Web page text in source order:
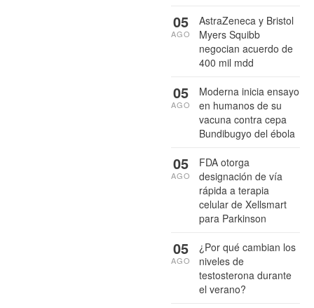
AstraZeneca y Bristol
Myers Squibb
negocian acuerdo de
400 mil mdd
05
AGO
Moderna inicia ensayo
en humanos de su
vacuna contra cepa
Bundibugyo del ébola
05
AGO
FDA otorga
designación de vía
rápida a terapia
celular de Xellsmart
para Parkinson
05
AGO
¿Por qué cambian los
niveles de
testosterona durante
el verano?
05
AGO